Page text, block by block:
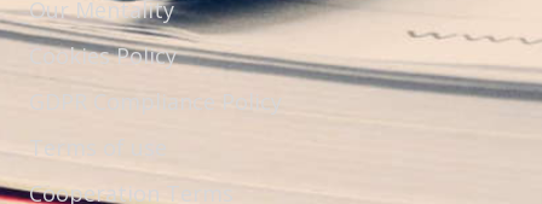
Our Mentality
Cookies Policy
GDPR Compliance Policy
Terms of use
Cooperation Terms